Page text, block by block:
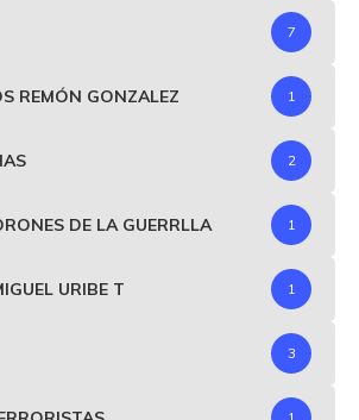
7
REMÓN GONZALEZ 1
2
DE LA GUERRLLA 1
URIBE T 1
3